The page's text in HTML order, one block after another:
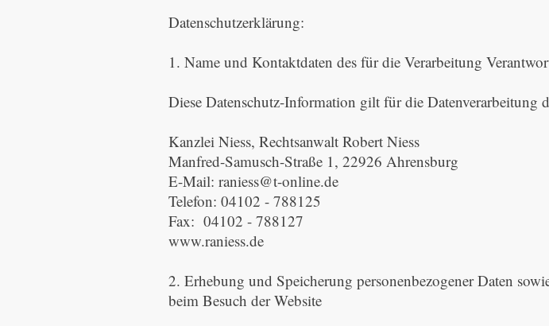
Datenschutzerklärung:
1. Name und Kontaktdaten des für die Verarbeitung
Diese Datenschutz-Information gilt für die Datenverarbeitung
Kanzlei Niess, Rechtsanwalt Robert Niess
Manfred-Samusch-Straße 1, 22926 Ahrensburg
E-Mail: raniess@t-online.de
Telefon: 04102 - 788125
Fax: 04102 - 788127
www.raniess.de
2. Erhebung und Speicherung personenbezogener Daten
beim Besuch der Website